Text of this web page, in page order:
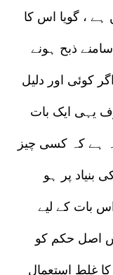
ہے ، گویا اس کا
ذبح ہونے
کوئی اور دلیل
یہی ایک بات
بات یہ ہے کہ کسی چیز
بنیاد پر ہو
بات کے لیے
اصل حکم کو
غلط استعمال